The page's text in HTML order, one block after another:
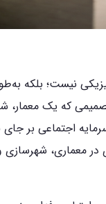
نیست؛ بلکه
که یک معمار،
اجتماعی بر جای
در معماری،